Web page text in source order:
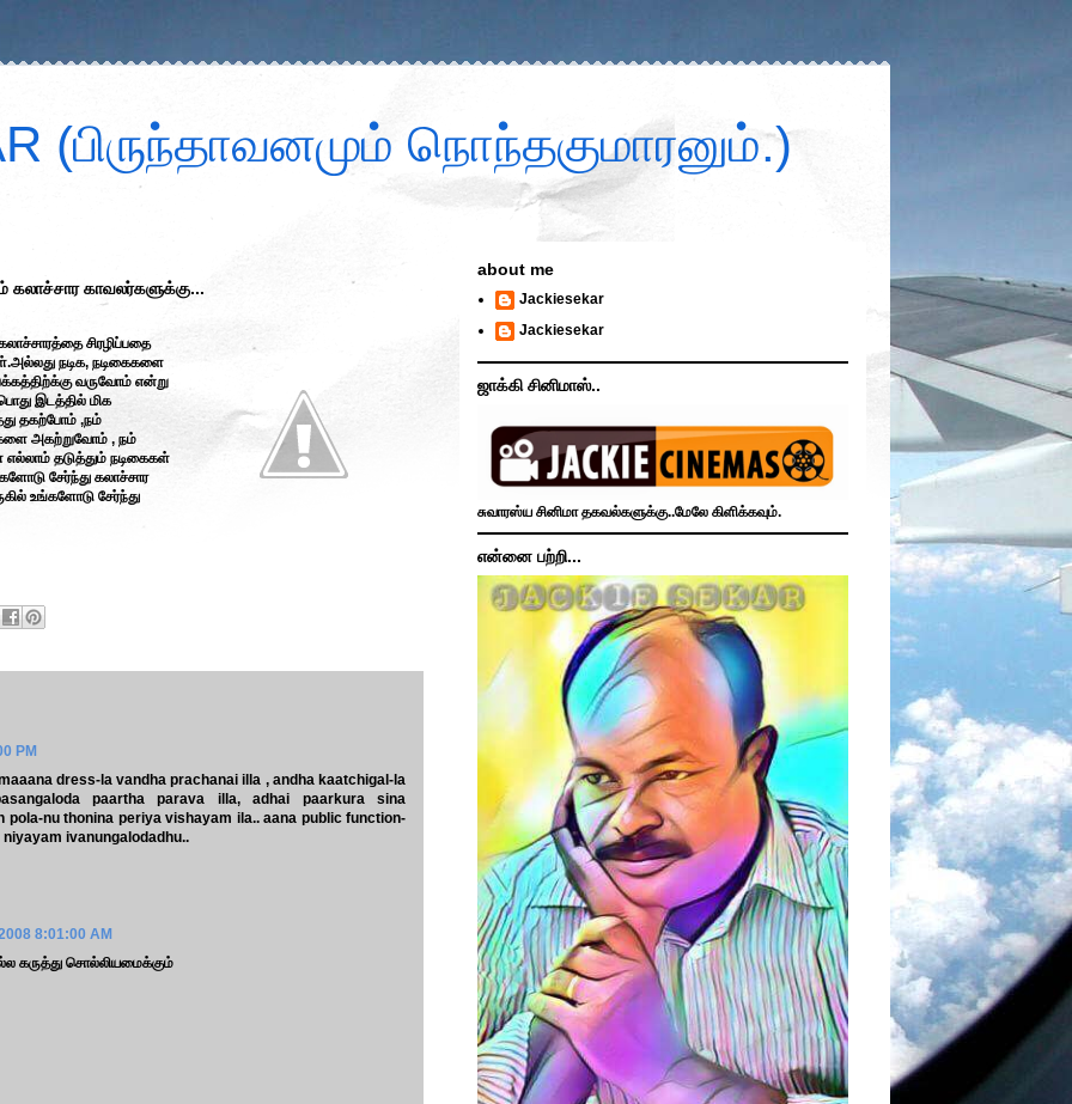
(பிருந்தாவனமும் நொந்தகுமாரனும்.)
காவலர்களுக்கு...
சிரழிப்பதை
நடிக, நடிகைகளை
வருவோம் என்று
இடத்தில் மிக
தகற்போம் ,நம்
அகற்றுவோம் , நம்
தடுத்தும் நடிகைகள்
சேர்ந்து கலாச்சார
உங்களோடு சேர்ந்து
PM
dress-la vandha prachanai illa , andha kaatchigal-la
paartha parava illa, adhai paarkura sina
pola-nu thonina periya vishayam ila.. aana public function-
ivanungalodadhu..
8:01:00 AM
கருத்து சொல்லியமைக்கும்
about me
Jackiesekar
Jackiesekar
ஜாக்கி சினிமாஸ்..
சுவாரஸ்ய சினிமா தகவல்களுக்கு..மேலே கிளிக்கவும்.
என்னை பற்றி...